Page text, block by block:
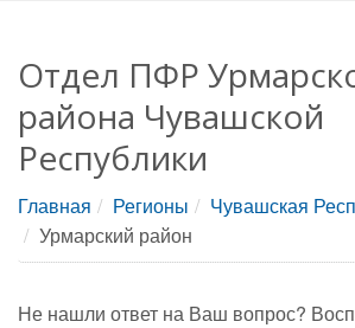
Отдел ПФР
района Чувашской
Республики
Главная Регионы
Чувашская
Урмарский район
Не нашли ответ на Ваш вопрос?